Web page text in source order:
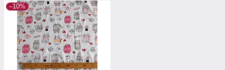
–10%